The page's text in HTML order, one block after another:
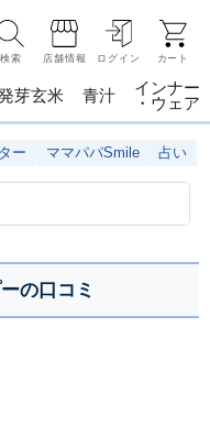
検索 店舗情報 ログイン カート
芽玄米 青汁
インナー
・ウェア
ー ママパパSmile 占い
の口コミ